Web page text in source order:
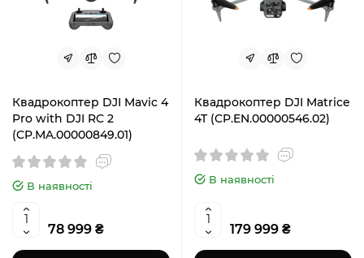
Квадрокоптер DJI Mavic 4
Pro with DJI RC 2
(CP.MA.00000849.01)
В наявності
78 999 ₴
Квадрокоптер DJI Matrice
4T (CP.EN.00000546.02)
В наявності
179 999 ₴